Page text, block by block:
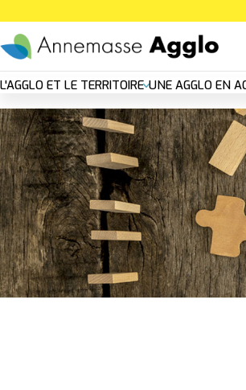
au
contenu
principal
Nouvelle
navigation
principal
L'AGGLO ET LE TERRITOIRE UNE AGGLO EN